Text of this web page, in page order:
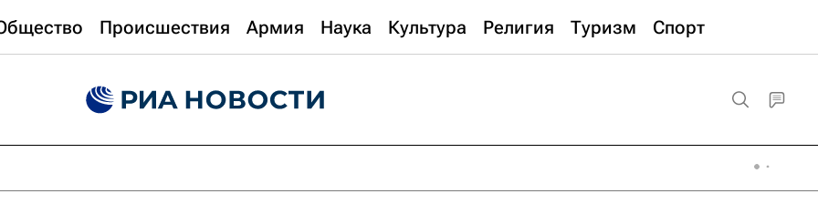
Происшествия Армия Наука Культура Религия Туризм Спорт